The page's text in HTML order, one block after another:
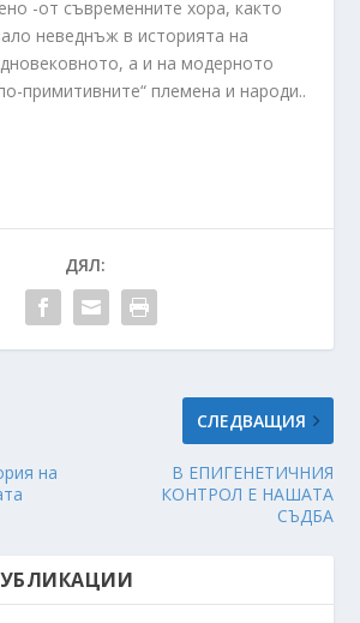
-от съвременните хора, както
неведнъж в историята на
а и на модерното
примитивните“ племена и народи..
ДЯЛ:
на
СЛЕДВАЩИЯ
В ЕПИГЕНЕТИЧНИЯ
КОНТРОЛ Е НАШАТА
СЪДБА